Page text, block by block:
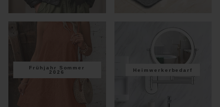
Frühjahr Sommer
2026
Heimwerkerbedarf